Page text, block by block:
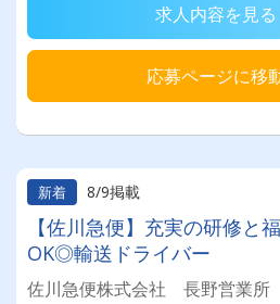
求人内容を見る
応募ページに移
新着 8/9掲載
【佐川急便】充実の研修と
OK◎輸送ドライバー
佐川急便株式会社 長野営業所